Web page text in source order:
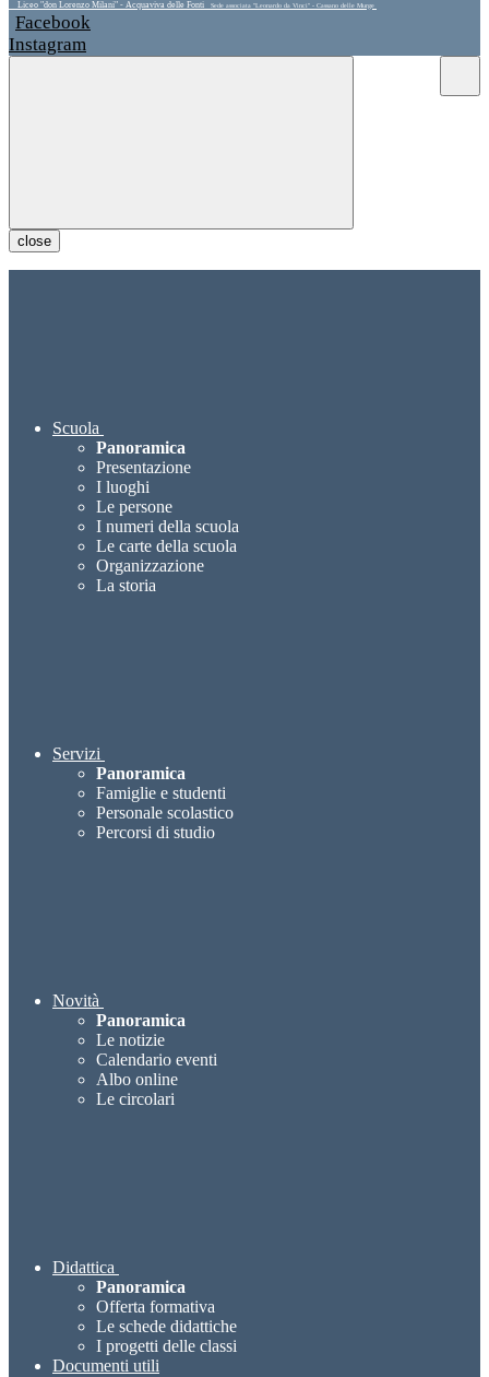
Liceo "don Lorenzo Milani" - Acquaviva delle Fonti Sede associata "Leonardo da Vinci" - Cassano delle Murge
Facebook
Instagram
close
Scuola
Panoramica
Presentazione
I luoghi
Le persone
I numeri della scuola
Le carte della scuola
Organizzazione
La storia
Servizi
Panoramica
Famiglie e studenti
Personale scolastico
Percorsi di studio
Novità
Panoramica
Le notizie
Calendario eventi
Albo online
Le circolari
Didattica
Panoramica
Offerta formativa
Le schede didattiche
I progetti delle classi
Documenti utili